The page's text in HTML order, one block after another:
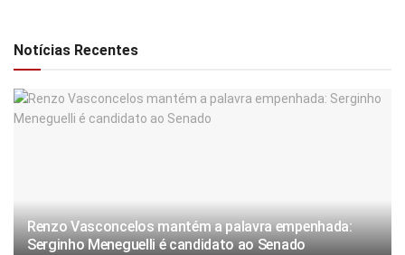
Notícias Recentes
Renzo Vasconcelos mantém a palavra empenhada:
Serginho Meneguelli é candidato ao Senado